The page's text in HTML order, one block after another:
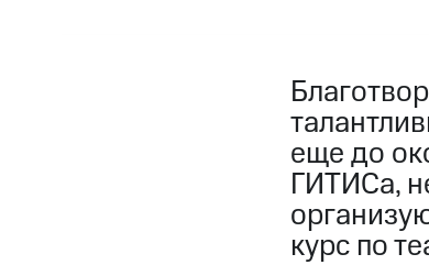
еще до
ГИТИСа,
курс по